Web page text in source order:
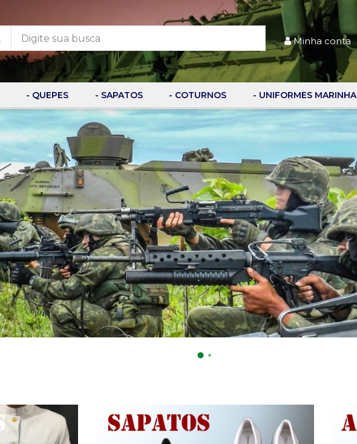
Minha conta
- QUEPES - SAPATOS - COTURNOS - UNIFORMES MARINHA